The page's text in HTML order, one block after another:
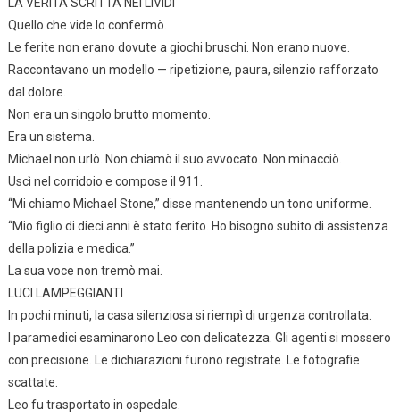
Quello che vide lo confermò.
Le ferite non erano dovute a giochi bruschi. Non erano nuove.
Raccontavano un modello — ripetizione, paura, silenzio rafforzato
dal dolore.
Non era un singolo brutto momento.
Era un sistema.
Michael non urlò. Non chiamò il suo avvocato. Non minacciò.
Uscì nel corridoio e compose il 911.
“Mi chiamo Michael Stone,” disse mantenendo un tono uniforme.
“Mio figlio di dieci anni è stato ferito. Ho bisogno subito di assistenza
della polizia e medica.”
La sua voce non tremò mai.
LUCI LAMPEGGIANTI
In pochi minuti, la casa silenziosa si riempì di urgenza controllata.
I paramedici esaminarono Leo con delicatezza. Gli agenti si mossero
con precisione. Le dichiarazioni furono registrate. Le fotografie
scattate.
Leo fu trasportato in ospedale.